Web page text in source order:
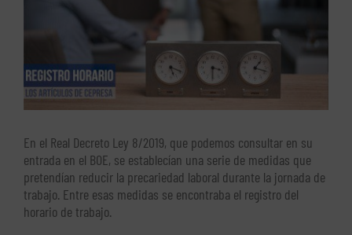
En el Real Decreto Ley 8/2019, que podemos consultar en su
entrada en el BOE, se establecían una serie de medidas que
pretendían reducir la precariedad laboral durante la jornada de
trabajo. Entre esas medidas se encontraba el registro del
horario de trabajo.